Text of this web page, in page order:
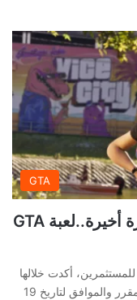
GTA
شركة Take-Two تؤكد مرة أخيرة..لعبة GTA
في رسالة جديدة شاركتها Take-Two للمستثمرين، أكدت خلالها
أن لعبة GTA 6 ستصدر في موعدها المقرر والموافق لتاريخ 19